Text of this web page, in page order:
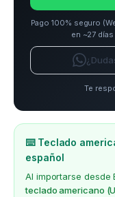
Pago 100% seguro
en ~27 días
Te
⌨️ Teclado
español
Al importarse desde
teclado americano